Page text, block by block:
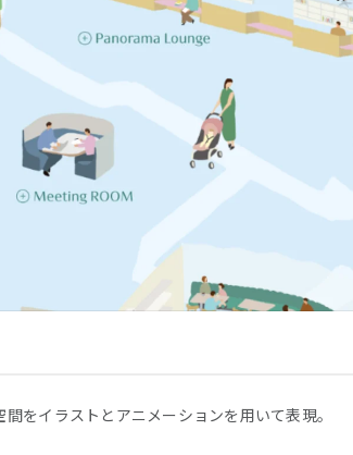
をイラストとアニメーションを用いて表現。